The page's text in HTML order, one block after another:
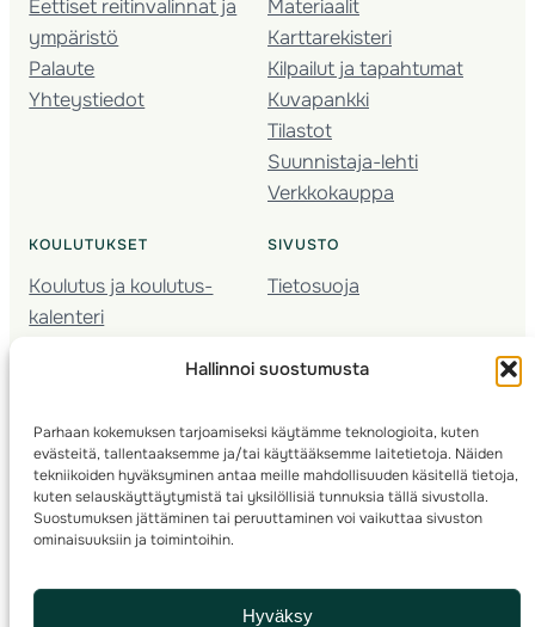
Hallinnoi suostumusta
Parhaan kokemuksen tarjoamiseksi käytämme teknologioita, kuten
evästeitä, tallentaaksemme ja/tai käyttääksemme laitetietoja. Näiden
tekniikoiden hyväksyminen antaa meille mahdollisuuden käsitellä tietoja,
kuten selauskäyttäytymistä tai yksilöllisiä tunnuksia tällä sivustolla.
Suostumuksen jättäminen tai peruuttaminen voi vaikuttaa sivuston
ominaisuuksiin ja toimintoihin.
Hyväksy
Eettiset reitinvalinnat ja
ympäristö
Palaute
Yhteystiedot
Materiaalit
Karttarekisteri
Kilpailut ja tapahtumat
Kuvapankki
Tilastot
Suunnistaja-lehti
Verkkokauppa
KOULUTUKSET
Koulutus ja koulutus­
kalenteri
Seura­kehittäminen
Kartoitus
Ratamestari
SIVUSTO
Tietosuoja
© 2025 ·Suomen Suunnistusliitto· Valimotie 10, 00380 Helsinki, Finland
info(a)suunnistusliitto.fi,Rastilipun asiat: rastilippu(a)suunnistusliitto.fi